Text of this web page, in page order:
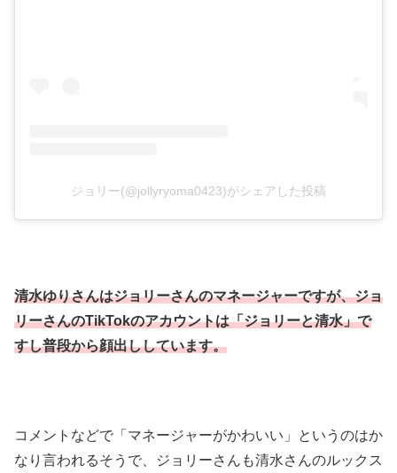
ジョリー(@jollyryoma0423)がシェアした投稿
清水ゆりさんはジョリーさんのマネージャーですが、ジョ
リーさんのTikTokのアカウントは「ジョリーと清水」で
すし普段から顔出ししています。
コメントなどで「マネージャーがかわいい」というのはか
なり言われるそうで、ジョリーさんも清水さんのルックス